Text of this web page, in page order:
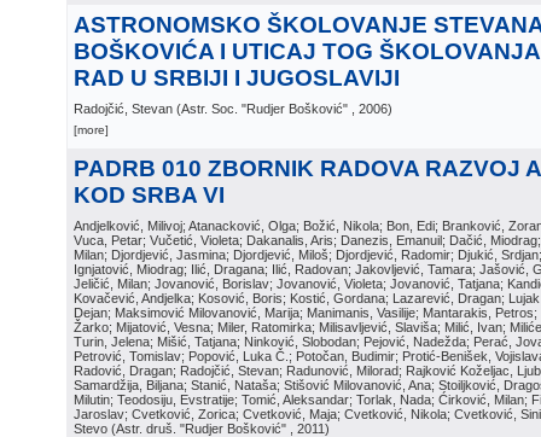
ASTRONOMSKO ŠKOLOVANJE
BOŠKOVIĆA I UTICAJ TOG
RAD U SRBIJI I JUGOSLAVIJI
Radojčić, Stevan (Astr. Soc. "Rudjer Bošković" , 2006)
[more]
PADRB 010 ZBORNIK RADOVA RAZVOJ
KOD SRBA VI
Andjelković, Milivoj; Atanacković, Olga; Božić, Nikola; Bon, Edi; Branković,
Vuca, Petar; Vučetić, Violeta; Dakanalis, Aris; Danezis, Emanuil; Dačić,
Milan; Djordjević, Jasmina; Djordjević, Miloš; Djordjević, Radomir; Djukić,
Ignjatović, Miodrag; Ilić, Dragana; Ilić, Radovan; Jakovljević, Tamara; Jašović,
Jeličić, Milan; Jovanović, Borislav; Jovanović, Violeta; Jovanović, Tatjana;
Kovačević, Andjelka; Kosović, Boris; Kostić, Gordana; Lazarević, Dragan;
Dejan; Maksimović Milovanović, Marija; Manimanis, Vasilije; Mantarakis,
Žarko; Mijatović, Vesna; Miler, Ratomirka; Milisavljević, Slaviša; Milić, Ivan;
Turin, Jelena; Mišić, Tatjana; Ninković, Slobodan; Pejović, Nadežda; Perać,
Petrović, Tomislav; Popović, Luka Č.; Potočan, Budimir; Protić-Benišek,
Radović, Dragan; Radojčić, Stevan; Radunović, Milorad; Rajković Koželjac,
Samardžija, Biljana; Stanić, Nataša; Stišović Milovanović, Ana; Stoiljković,
Milutin; Teodosiju, Evstratije; Tomić, Aleksandar; Torlak, Nada; Ćirković, Milan;
Jaroslav; Cvetković, Zorica; Cvetković, Maja; Cvetković, Nikola; Cvetković,
Stevo (Astr. druš. "Rudjer Bošković" , 2011)